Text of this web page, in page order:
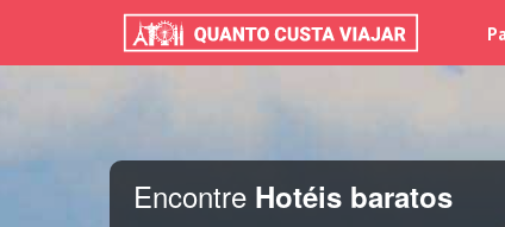
Encontre Hotéis baratos